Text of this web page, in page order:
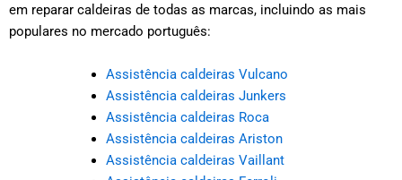
em reparar caldeiras de todas as marcas, incluindo as mais
populares no mercado português:
Assistência caldeiras Vulcano
Assistência caldeiras Junkers
Assistência caldeiras Roca
Assistência caldeiras Ariston
Assistência caldeiras Vaillant